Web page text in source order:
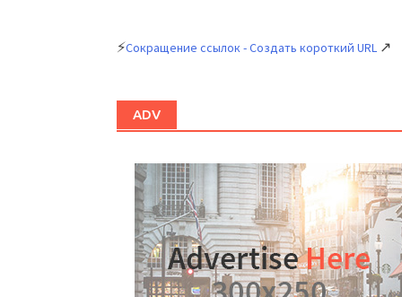
⚡Сокращение ссылок - Создать короткий URL ↗
ADV